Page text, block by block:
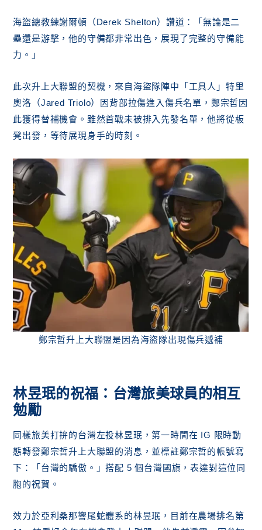
海盜總教練謝爾頓（Derek Shelton）讚道：「無論是二
壘還是游擊，他的守備都非常出色，展現了完整的守備能
力。」
此次升上大聯盟的契機，來自海盜隊陣中「工具人」特里
奧洛（Jared Triolo）因背部拉傷進入傷兵名單，鄭宗哲因
此獲得替補機會。雖然首戰未被排入先發名單，他將從板
凳出發，等待展現身手的時刻。
鄭宗哲升上大聯盟是因為海盜隊出現傷兵遞補
林昱珉的祝福：台灣旅美球員的相互
勉勵
同樣旅美打拚的台灣左投林昱珉，第一時間在 IG 限時動
態轉發鄭宗哲升上大聯盟的消息，並標註鄭宗哲的帳號寫
下：「台灣的驕傲。」搭配 5 個台灣國旗，表達對這位同
胞的祝賀。
效力於亞利桑那響尾蛇體系的林昱珉，目前在農場排名第